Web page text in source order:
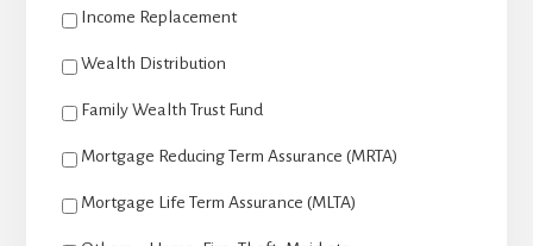
Income Replacement
Wealth Distribution
Family Wealth Trust Fund
Mortgage Reducing Term Assurance (MRTA)
Mortgage Life Term Assurance (MLTA)